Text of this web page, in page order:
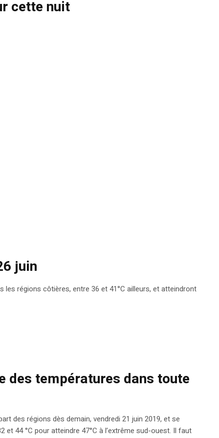
cette nuit
juin
les régions côtières, entre 36 et 41°C ailleurs, et atteindront
des températures dans toute
des régions dès demain, vendredi 21 juin 2019, et se
44 °C pour atteindre 47°C à l’extrême sud-ouest. Il faut